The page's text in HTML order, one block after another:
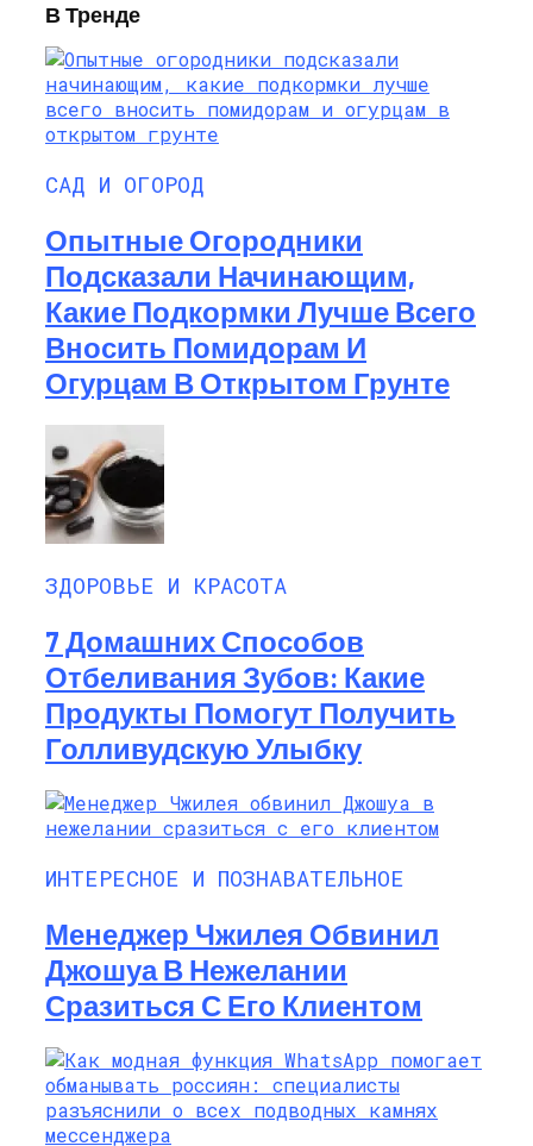
В Тренде
САД И ОГОРОД
Опытные Огородники
Подсказали Начинающим,
Какие Подкормки Лучше Всего
Вносить Помидорам И
Огурцам В Открытом Грунте
ЗДОРОВЬЕ И КРАСОТА
7 Домашних Способов
Отбеливания Зубов: Какие
Продукты Помогут Получить
Голливудскую Улыбку
ИНТЕРЕСНОЕ И ПОЗНАВАТЕЛЬНОЕ
Менеджер Чжилея Обвинил
Джошуа В Нежелании
Сразиться С Его Клиентом